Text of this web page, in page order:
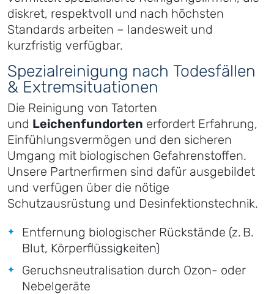
diskret, respektvoll und nach höchsten
Standards arbeiten – landesweit und
kurzfristig verfügbar.
Spezialreinigung nach Todesfällen
& Extremsituationen
Die Reinigung von Tatorten
und Leichenfundorten erfordert Erfahrung,
Einfühlungsvermögen und den sicheren
Umgang mit biologischen Gefahrenstoffen.
Unsere Partnerfirmen sind dafür ausgebildet
und verfügen über die nötige
Schutzausrüstung und Desinfektionstechnik.
Entfernung biologischer Rückstände (z. B.
Blut, Körperflüssigkeiten)
Geruchsneutralisation durch Ozon- oder
Nebelgeräte